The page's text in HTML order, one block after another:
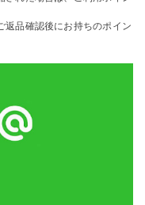
品確認後にお持ちのポイン